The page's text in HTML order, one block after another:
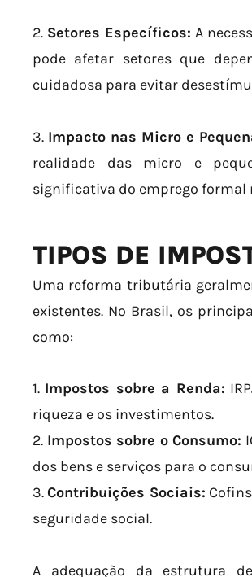
2. Setores Específicos: A
pode afetar setores que
cuidadosa para evitar
3. Impacto nas Micro e
realidade das micro e
significativa do emprego formal
TIPOS DE
Uma reforma tributária
existentes. No Brasil, os
como:
1. Impostos sobre a Renda:
riqueza e os investimentos.
2. Impostos sobre o Consumo:
dos bens e serviços para o
3.Contribuições Sociais:
seguridade social.
A adequação da estrutura